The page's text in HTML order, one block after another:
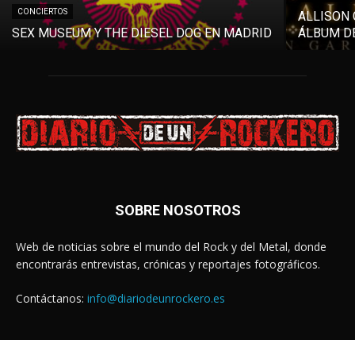
CONCIERTOS
SEX MUSEUM Y THE DIESEL DOG EN MADRID
ALLISON
ÁLBUM
SOBRE NOSOTROS
Web de noticias sobre el mundo del Rock y del Metal, donde
encontrarás entrevistas, crónicas y reportajes fotográficos.
Contáctanos: info@diariodeunrockero.es